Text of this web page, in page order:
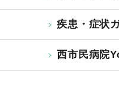
疾患・症状
西市民病院